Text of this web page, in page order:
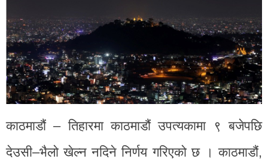
काठमाडौं – तिहारमा काठमाडौं उपत्यकामा ९ बजेपछि
देउसी–भैलो खेल्न नदिने निर्णय गरिएको छ । काठमाडौं,